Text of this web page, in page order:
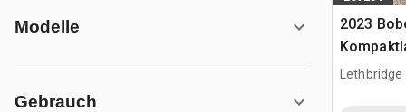
Modelle
Gebrauch
2023